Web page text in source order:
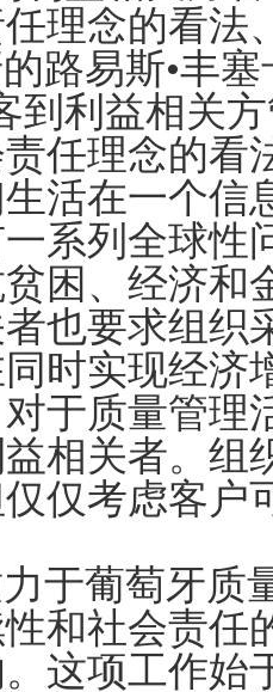
理念的看法
路易斯•丰塞
到利益相关
任理念的看
活在一个信
系列全球性
困、经济和
也要求组织
时实现经济
于质量管理
相关者。组
仅考虑客户
于葡萄牙质
和社会责任
这项工作始